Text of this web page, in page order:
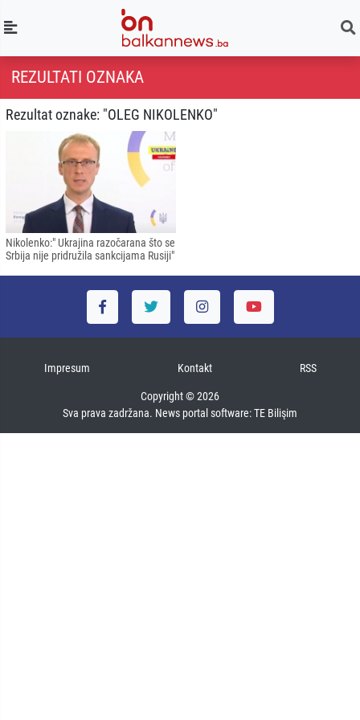
REZULTATI OZNAKA
Rezultat oznake: "OLEG NIKOLENKO"
Nikolenko:" Ukrajina razočarana što se
Srbija nije pridružila sankcijama Rusiji"
Impresum Kontakt RSS
Copyright © 2026
Sva prava zadržana. News portal software:TE Bilişim